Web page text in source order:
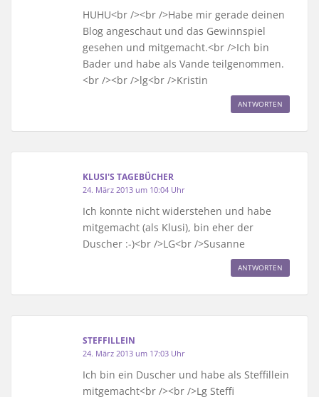
HUHU<br /><br />Habe mir gerade deinen
Blog angeschaut und das Gewinnspiel
gesehen und mitgemacht.<br />Ich bin
Bader und habe als Vande teilgenommen.
<br /><br />lg<br />Kristin
ANTWORTEN
KLUSI'S TAGEBÜCHER
24. März 2013 um 10:04 Uhr
Ich konnte nicht widerstehen und habe
mitgemacht (als Klusi), bin eher der
Duscher :-)<br />LG<br />Susanne
ANTWORTEN
STEFFILLEIN
24. März 2013 um 17:03 Uhr
Ich bin ein Duscher und habe als Steffillein
mitgemacht<br /><br />Lg Steffi